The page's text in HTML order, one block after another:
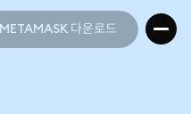
METAMASK 다운로드